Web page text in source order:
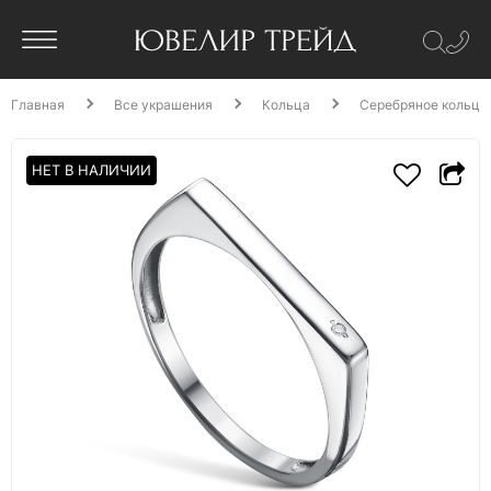
Главная Все украшения Кольца Серебряное
НЕТ В НАЛИЧИИ